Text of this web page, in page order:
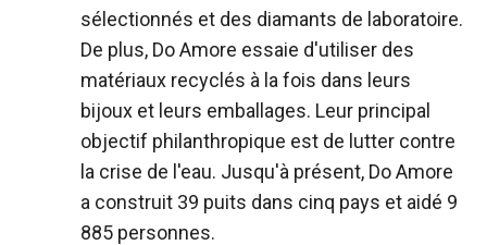
sélectionnés et des diamants de laboratoire.
De plus, Do Amore essaie d'utiliser des
matériaux recyclés à la fois dans leurs
bijoux et leurs emballages. Leur principal
objectif philanthropique est de lutter contre
la crise de l'eau. Jusqu'à présent, Do Amore
a construit 39 puits dans cinq pays et aidé 9
885 personnes.